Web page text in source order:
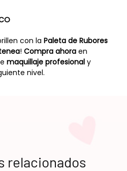
con la Paleta de Rubores
! Compra ahoraen
maquillaje profesionaly
nivel.
relacionados